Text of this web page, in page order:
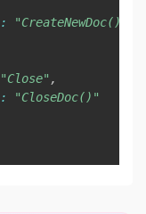
:
"CreateNewDoc()"
"Close" ,
:
"CloseDoc()"